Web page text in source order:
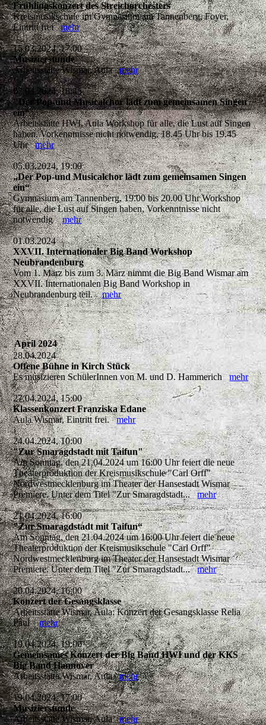
Frühlingskonzert des Streichorchesters
Kreismusikschule im Gymnasium am Tannenberg, Foyer,
Eintritt freimehr
15.03.2024, 17:00
Musizierstunde
Arbeitsstätte Wismar, Aulamehr
07.03.2024, 18:45
"Der Pop-und Musicalchor lädt zum gemeinsamen Singen
ein“
Arbeitsstätte HWI, Aula Workshop für alle, die Lust auf Singen
haben, Vorkenntnisse nicht notwendig, 18.45 Uhr bis 19.45
Uhrmehr
05.03.2024, 19:00
„Der Pop-und Musicalchor lädt zum gemeinsamen Singen
ein“
Gymnasium am Tannenberg, 19.00 bis 20.00 Uhr Workshop
für alle, die Lust auf Singen haben, Vorkenntnisse nicht
notwendigmehr
01.03.2024
XXVII. Internationaler Big Band Workshop
Neubrandenburg
Vom 1. März bis zum 3. März nimmt die Big Band Wismar am
XXVII. Internationalen Big Band Workshop in
Neubrandenburg teil.mehr
April 2024
28.04.2024
Offene Bühne in Kirch Stück
Es musizieren SchülerInnen von M. und D. Hammerichmehr
27.04.2024, 15:00
Klassenkonzert Franziska Edane
Aula Wismar, Eintritt frei.mehr
24.04.2024, 10:00
"Zur Smaragdstadt mit Taifun"
Am Sonntag, den 21.04.2024 um 16:00 Uhr feiert die neue
Theaterproduktion der Kreismusikschule "Carl Orff"
Nordwestmecklenburg im Theater der Hansestadt Wismar
Premiere. Unter dem Titel "Zur Smaragdstadt...mehr
21.04.2024, 16:00
"Zur Smaragdstadt mit Taifun“
Am Sonntag, den 21.04.2024 um 16:00 Uhr feiert die neue
Theaterproduktion der Kreismusikschule "Carl Orff"
Nordwestmecklenburg im Theater der Hansestadt Wismar
Premiere. Unter dem Titel "Zur Smaragdstadt...mehr
20.04.2024, 16:00
Konzert der Gesangsklasse
Arbeitsstätte Wismar, Aula: Konzert der Gesangsklasse Relia
Paulmehr
19.04.2024, 19:00
Gemeinsames Konzert der Big Band HWI und der KKS
Big Band Hannover
Arbeitsstätte Wismar, Aulamehr
19.04.2024, 17:00
Musizierstunde
Arbeitsstätte Wismar, Aulamehr